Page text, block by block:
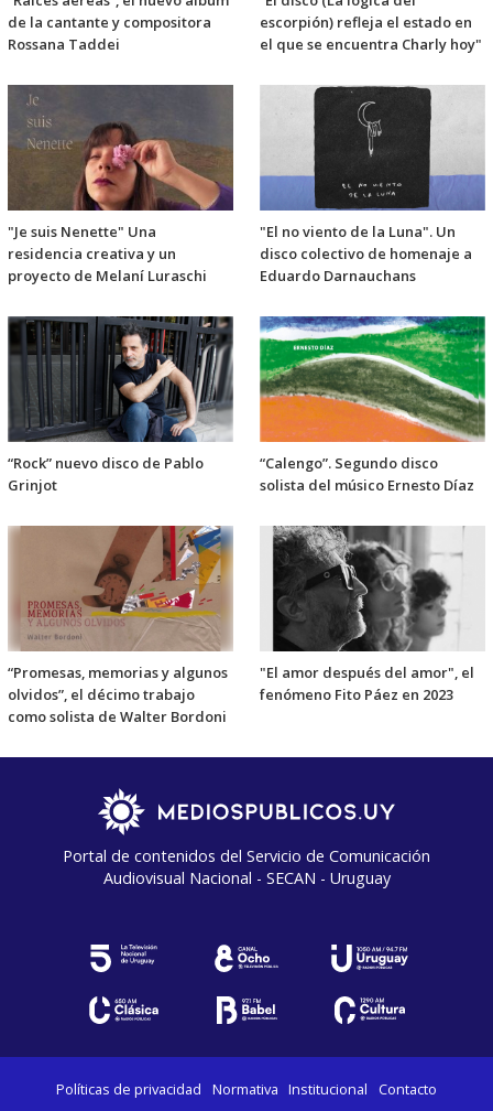
de la cantante y compositora
Rossana Taddei
escorpión) refleja el estado en
el que se encuentra Charly hoy"
"Je suis Nenette" Una
residencia creativa y un
proyecto de Melaní Luraschi
"El no viento de la Luna". Un
disco colectivo de homenaje a
Eduardo Darnauchans
“Rock” nuevo disco de Pablo
Grinjot
“Calengo”. Segundo disco
solista del músico Ernesto Díaz
“Promesas, memorias y algunos
olvidos”, el décimo trabajo
como solista de Walter Bordoni
"El amor después del amor", el
fenómeno Fito Páez en 2023
Portal de contenidos del Servicio de Comunicación
Audiovisual Nacional - SECAN - Uruguay
Políticas de privacidad Normativa Institucional Contacto